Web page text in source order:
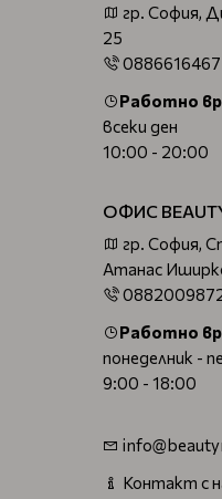
гр. София,
25
0886616467
Работно
всеки ден
10:00 - 20:00
ОФИС
гр. София,
Атанас
Работно
понеделник -
9:00 - 18:00
Контакт с